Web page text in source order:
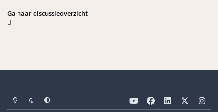
Ga naar discussieoverzicht
Light ModeDark ModeSysteemvoorkeuren
o
a
i
n